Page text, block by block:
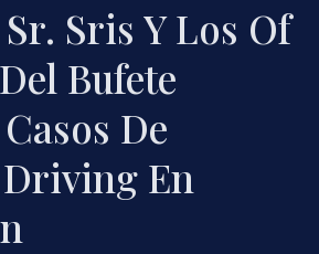
Sris Y Los Of
Bufete
De
Driving En